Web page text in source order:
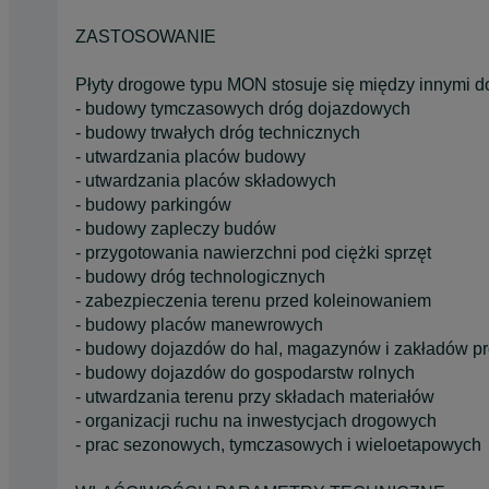
ZASTOSOWANIE
Płyty drogowe typu MON stosuje się między innymi
- budowy tymczasowych dróg dojazdowych
- budowy trwałych dróg technicznych
- utwardzania placów budowy
- utwardzania placów składowych
- budowy parkingów
- budowy zapleczy budów
- przygotowania nawierzchni pod ciężki sprzęt
- budowy dróg technologicznych
- zabezpieczenia terenu przed koleinowaniem
- budowy placów manewrowych
- budowy dojazdów do hal, magazynów i zakładów
- budowy dojazdów do gospodarstw rolnych
- utwardzania terenu przy składach materiałów
- organizacji ruchu na inwestycjach drogowych
- prac sezonowych, tymczasowych i wieloetapowych